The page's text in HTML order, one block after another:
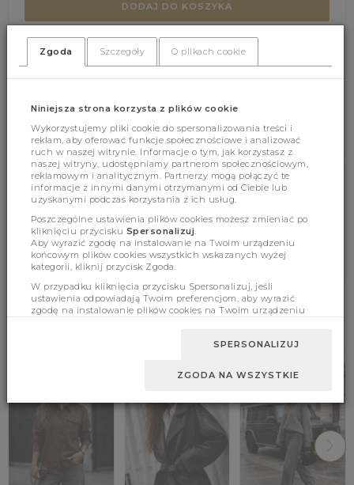
DODAJ DO KOSZYKA
Cechy produktu
Wymiary
Zgoda Szczegóły O plikach cookie
Niniejsza strona korzysta z plików cookie
Wykorzystujemy pliki cookie do spersonalizowania treści i
reklam, aby oferować funkcje społecznościowe i analizować
ruch w naszej witrynie. Informacje o tym, jak korzystasz z
naszej witryny, udostępniamy partnerom społecznościowym,
reklamowym i analitycznym. Partnerzy mogą połączyć te
informacje z innymi danymi otrzymanymi od Ciebie lub
uzyskanymi podczas korzystania z ich usług.
Poszczególne ustawienia plików cookies możesz zmieniać po
kliknięciu przycisku Spersonalizuj
Aby wyrazić zgodę na instalowanie na Twoim urządzeniu
końcowym plików cookies wszystkich wskazanych wyżej
kategorii, kliknij przycisk Zgoda.
W przypadku kliknięcia przycisku Spersonalizuj, jeśli
ustawienia odpowiadają Twoim preferencjom, aby wyrazić
zgodę na instalowanie plików cookies na Twoim urządzeniu
SPERSONALIZUJ
ZGODA NA WSZYSTKIE